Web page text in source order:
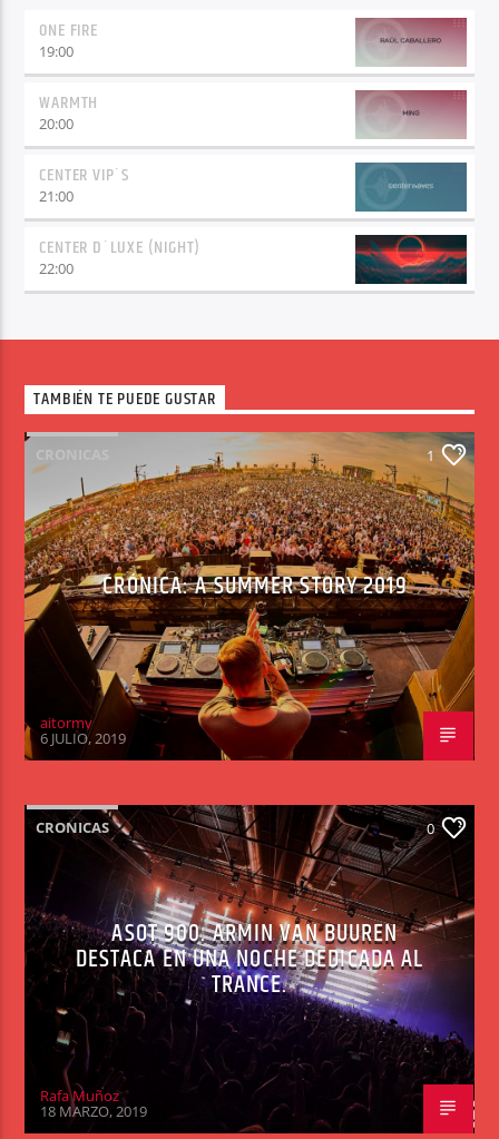
ONE FIRE
19:00
WARMTH
20:00
CENTER VIP´S
21:00
CENTER D´LUXE (NIGHT)
22:00
TAMBIÉN TE PUEDE GUSTAR
CRONICAS 1
CRÓNICA: A SUMMER STORY 2019
aitormv
6 JULIO, 2019
CRONICAS 0
ASOT 900. ARMIN VAN BUUREN
DESTACA EN UNA NOCHE DEDICADA AL
TRANCE.
Rafa Muñoz
18 MARZO, 2019